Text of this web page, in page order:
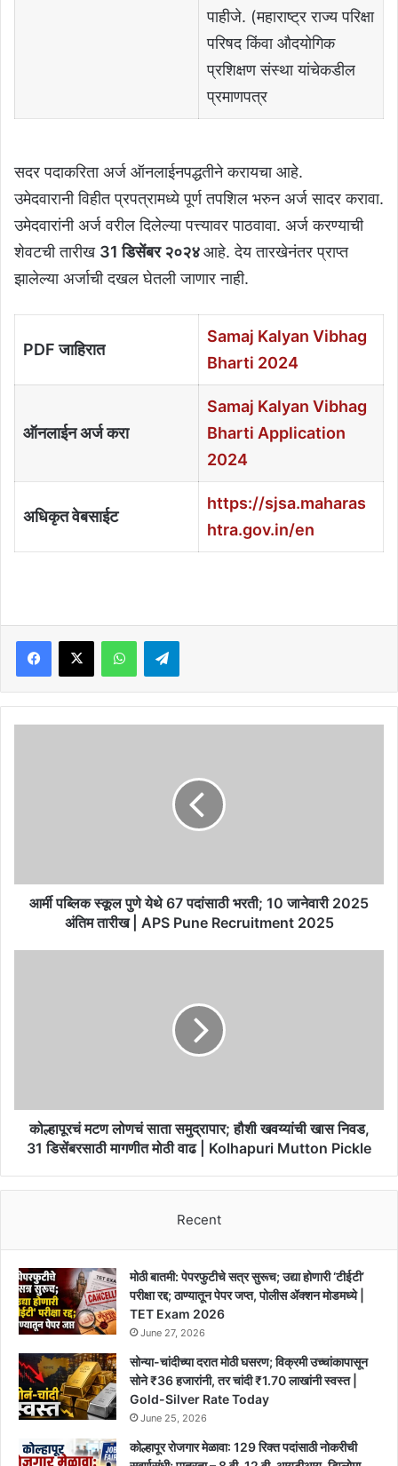
पाहीजे. (महाराष्ट्र राज्य परिक्षा
परिषद किंवा औदयोगिक
प्रशिक्षण संस्था यांचेकडील
प्रमाणपत्र
सदर पदाकरिता अर्ज ऑनलाईनपद्धतीने करायचा आहे.
उमेदवारानी विहीत प्रपत्रामध्ये पूर्ण तपशिल भरुन अर्ज सादर करावा.
उमेदवारांनी अर्ज वरील दिलेल्या पत्त्यावर पाठवावा. अर्ज करण्याची
शेवटची तारीख 31 डिसेंबर २०२४आहे. देय तारखेनंतर प्राप्त
झालेल्या अर्जाची दखल घेतली जाणार नाही.
PDF जाहिरात
Samaj Kalyan Vibhag
Bharti 2024
ऑनलाईन अर्ज करा
Samaj Kalyan Vibhag
Bharti Application
2024
अधिकृत वेबसाईट
https://sjsa.maharas
htra.gov.in/en
Facebook
X WhatsAppTelegram
10
जानेवारी
आर्मी पब्लिक स्कूल पुणे येथे 67 पदांसाठी भरती; 10 जानेवारी 2025
अंतिम तारीख | APS Pune Recruitment 2025
निवड,
डिसेंबरसाठी
Pickle
कोल्हापूरचं मटण लोणचं साता समुद्रापार; हौशी खवय्यांची खास निवड,
31 डिसेंबरसाठी मागणीत मोठी वाढ | Kolhapuri Mutton Pickle
Recent
मोठी बातमी: पेपरफुटीचे सत्र सुरूच; उद्या होणारी ‘टीईटी’
परीक्षा रद्द; ठाण्यातून पेपर जप्त, पोलीस ॲक्शन मोडमध्ये |
TET Exam 2026
June 27, 2026
सोन्या-चांदीच्या दरात मोठी घसरण; विक्रमी उच्चांकापासून
सोने ₹36 हजारांनी, तर चांदी ₹1.70 लाखांनी स्वस्त |
Gold-Silver Rate Today
June 25, 2026
कोल्हापूर रोजगार मेळावा: 129 रिक्त पदांसाठी नोकरीची